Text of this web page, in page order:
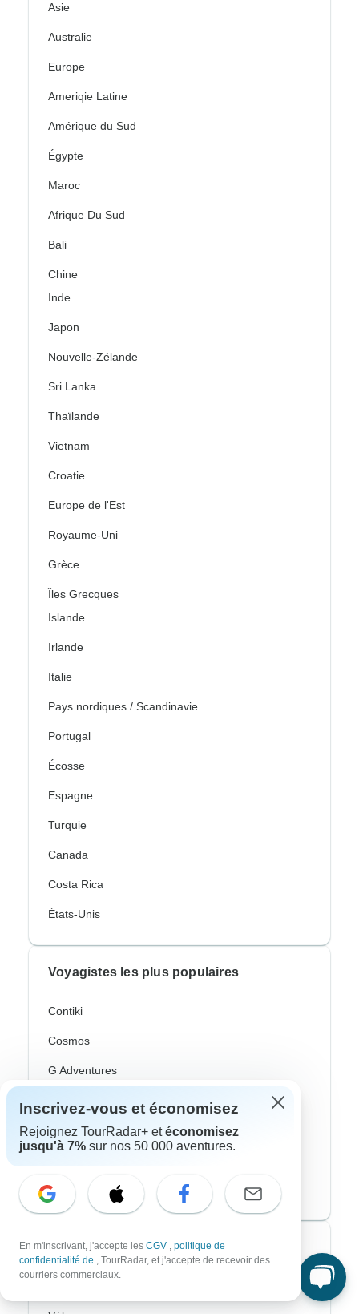
Asie
Australie
Europe
Ameriqie Latine
Amérique du Sud
Égypte
Maroc
Afrique Du Sud
Bali
Chine
Inde
Japon
Nouvelle-Zélande
Sri Lanka
Thaïlande
Vietnam
Croatie
Europe de l'Est
Royaume-Uni
Grèce
Îles Grecques
Islande
Irlande
Italie
Pays nordiques / Scandinavie
Portugal
Écosse
Espagne
Turquie
Canada
Costa Rica
États-Unis
Voyagistes les plus populaires
Contiki
Cosmos
G Adventures
Intrepid
Topdeck
CroisiEurope River Cruises
Styles de voyage les plus populaires
Inscrivez-vous et économisez
Rejoignez TourRadar+ etéconomisez
jusqu'à 7% sur nos 50 000 aventures.
En m'inscrivant, j'accepte les CGV , politique de
confidentialité de , TourRadar, et j'accepte de recevoir des
courriers commerciaux.